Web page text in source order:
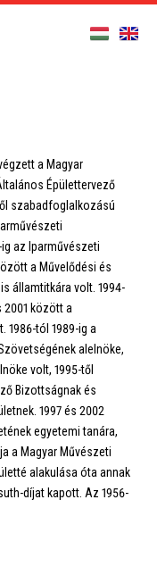
a Magyar
Épülettervező
szabadfoglalkozású
az Iparművészeti
a Művelődési és
államtitkára volt. 1994-
2001 között a
1986-tól 1989-ig a
alelnöke,
volt, 1995-től
Bizottságnak és
1997 és 2002
egyetemi tanára,
a Magyar Művészeti
alakulása óta annak
díjat kapott. Az 1956-